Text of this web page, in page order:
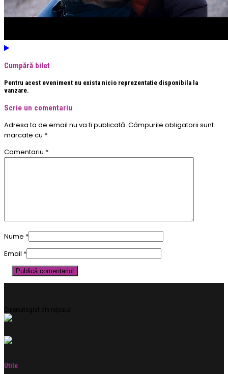
Cumpără bilet
Pentru acest eveniment nu exista nicio reprezentatie disponibila la
vanzare.
Scrie un comentariu
Adresa ta de email nu va fi publicată. Câmpurile obligatorii sunt
marcate cu *
Comentariu *
Nume *
Email *
Cinematograf din rețeaua
Utile